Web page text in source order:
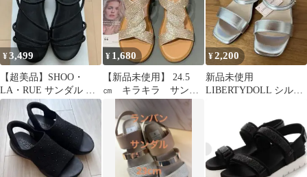
¥3,499
【超美品】SHOO・
LA・RUE サンダル 厚
底 ラインストーン
Mサイズ 黒
¥ 1,680
【新品未使用】 24.5
㎝ キラキラ サンダ
ル シルバー かかとゴ
ム 履きやすい
¥2,200
新品未使用
LIBERTYDOLL シルバ